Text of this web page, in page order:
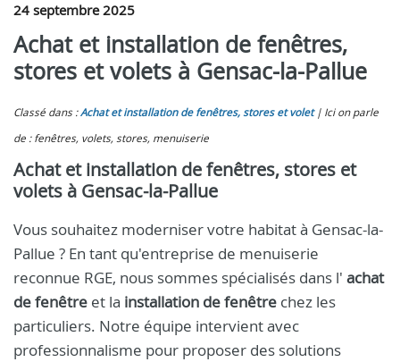
24 septembre 2025
Achat et installation de fenêtres,
stores et volets à Gensac-la-Pallue
Classé dans :Achat et installation de fenêtres, stores et volet
Ici on parle
de : fenêtres, volets, stores, menuiserie
Achat et installation de fenêtres, stores et
volets à Gensac-la-Pallue
Vous souhaitez moderniser votre habitat à Gensac-la-
Pallue ? En tant qu'entreprise de menuiserie
reconnue RGE, nous sommes spécialisés dans l' achat
de fenêtre et la installation de fenêtre chez les
particuliers. Notre équipe intervient avec
professionnalisme pour proposer des solutions